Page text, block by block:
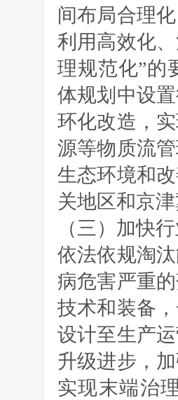
间布局合理
利用高效化
理规范化”的
体规划中设
环化改造，
源等物质流
生态环境和
关地区和京
（三）加快
依法依规淘
病危害严重
技术和装备
设计至生产
升级进步，
实现末端治